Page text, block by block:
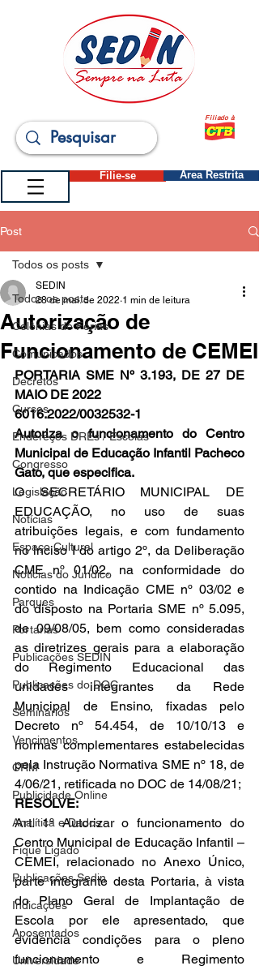
Filiado à
Filie-se Área Restrita
Post
Todos os posts
Colônias de Férias
Comunicados
Decretos
Cursos
Endereços DREs / Escolas
Congresso
Legislação
Notícias
Espaço Cultural
Notícias do Jurídico
Parques
Portarias
Publicações SEDIN
Publicações do DOC
Seminários
Vencimentos
CRM
Publicidade Online
Analítica e Dados
Fique Ligado
Publicações Sedin
Indicações
Aposentados
Universidade
Todos os posts
Autorização de
Funcionamento de CEMEI
SEDIN
28 de mai. de 2022 1 min de leitura
PORTARIA SME Nº 3.193, DE 27 DE
MAIO DE 2022
6016.2022/0032532-1
Autoriza o funcionamento do Centro
Municipal de Educação Infantil Pacheco
Gato, que especifica.
O SECRETÁRIO MUNICIPAL DE
EDUCAÇÃO, no uso de suas
atribuições legais, e com fundamento
no inciso I do artigo 2º, da Deliberação
CME nº 01/02, na conformidade do
contido na Indicação CME nº 03/02 e
do disposto na Portaria SME nº 5.095,
de 09/08/05, bem como consideradas
as diretrizes gerais para a elaboração
do Regimento Educacional das
unidades integrantes da Rede
Municipal de Ensino, fixadas pelo
Decreto nº 54.454, de 10/10/13 e
normas complementares estabelecidas
pela Instrução Normativa SME nº 18, de
4/06/21, retificada no DOC de 14/08/21;
RESOLVE:
Art. 1º Autorizar o funcionamento do
Centro Municipal de Educação Infantil –
CEMEI, relacionado no Anexo Único,
parte integrante desta Portaria, à vista
do Plano Geral de Implantação de
Escola por ele apresentado, que
evidencia condições para o pleno
funcionamento e Regimento